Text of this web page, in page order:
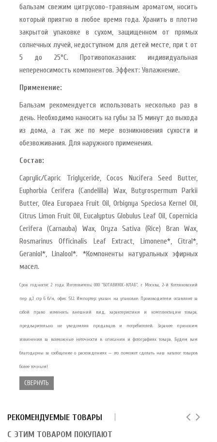
бальзам свежим цитрусово-травяным ароматом, носить
который приятно в любое время года. Хранить в плотно
закрытой упаковке в сухом, защищенном от прямых
солнечных лучей, недоступном для детей месте, при t от
5 до 25°С. Противопоказания: индивидуальная
непереносимость компонентов. Эффект: Увлажнение.
Применение:
Бальзам рекомендуется использовать несколько раз в
день. Необходимо наносить на губы за 15 минут до выхода
из дома, а так же по мере возникновения сухости и
обезвоживания. Для наружного применения.
Состав:
Caprylic/Capric Triglyceride, Cocos Nucifera Seed Butter,
Euphorbia Cerifera (Candelilla) Wax, Butyrospermum Parkii
Butter, Olea Europaea Fruit Oil, Orbignya Speciosa Kernel Oil,
Citrus Limon Fruit Oil, Eucalyptus Globulus Leaf Oil, Copernicia
Cerifera (Carnauba) Wax, Oryza Sativa (Rice) Bran Wax,
Rosmarinus Officinalis Leaf Extract, Limonene*, Citral*,
Geraniol*, Linalool*. *Компоненты натуральных эфирных
масел.
Срок годности: 2 года. Изготовитель: ООО "БОТАВИКОС-КЛАБ", г Москва, 2-й Котляковский
пер д.1 стр 6 б/н, офис 512. Импортер: указан на упаковке. Производители оставляют за
собой право изменять внешний вид, характеристики и комплектацию товара,
предварительно не уведомляя продавцов и потребителей. Заранее приносим
извинения за возможные неточности в описании и фотографиях товара. Будем вам
благодарны за сообщение о расхождениях — это поможет сделать наш каталог товаров
более точным!
СВЕРНУТЬ
РЕКОМЕНДУЕМЫЕ ТОВАРЫ
С ЭТИМ ТОВАРОМ ПОКУПАЮТ